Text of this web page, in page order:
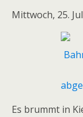
Mittwoch, 25.
Es brummt in